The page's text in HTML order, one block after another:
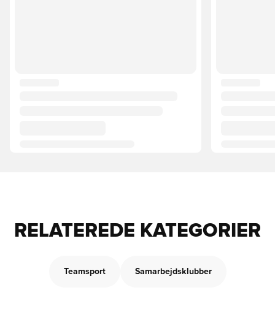
RELATEREDE KATEGORIER
Teamsport Samarbejdsklubber